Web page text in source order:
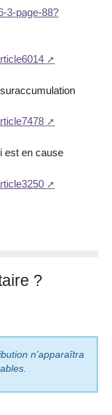
3-page-88?
est en cause
?
n’apparaîtra